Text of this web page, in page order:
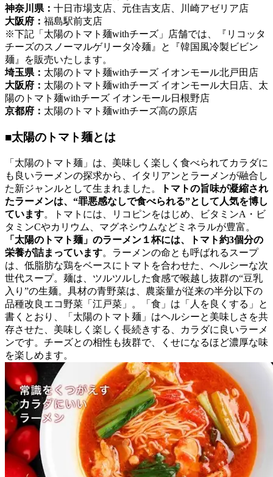
神奈川県： 十日市場支店、元住吉支店、川崎アゼリア店
大阪府： 福島駅前支店
※下記「太陽のトマト麺withチーズ」店舗では、『リコッタ
チーズのスノーマルゲリータ冷麺』と『韓国風冷製ビビン
麺』を販売いたします。
埼玉県： 太陽のトマト麺withチーズ イオンモール北戸田店
大阪府： 太陽のトマト麺withチーズ イオンモール大日店、太
陽のトマト麺withチーズ イオンモール日根野店
京都府： 太陽のトマト麺withチーズ高の原店
■太陽のトマト麺とは
「太陽のトマト麺」は、美味しく楽しく食べられてカラダに
も良いラーメンの探求から、イタリアンとラーメンが融合し
た新ジャンルとして生まれました。
トマトの旨味が凝縮され
たラーメンは、“罪悪感なしで食べられる”として人気を博し
ています。トマトには、リコピンをはじめ、ビタミンA・ビ
タミンCやカリウム、マグネシウムなどミネラルが豊富。
「太陽のトマト麺」のラーメン１杯には、トマト約3個分の
栄養が詰まっています。ラーメンの命とも呼ばれるスープ
は、低脂肪な鶏をベースにトマトを合わせた、ヘルシーな次
世代スープ。麺は、ツルツルした食感で喉越し抜群の“豆乳
入り”の生麺。具材の青野菜は、農薬量が従来の半分以下の
品種改良エコ野菜「江戸菜」。「食」は「人を良くする」と
書くとおり、「太陽のトマト麺」はヘルシーと美味しさを共
存させた、美味しく楽しく長続きする、カラダに良いラーメ
ンです。チーズとの相性も抜群で、くせになるほど濃厚な味
を楽しめます。